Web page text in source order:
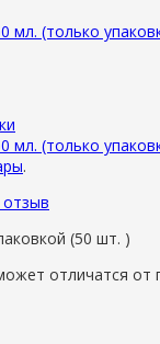
мл. (только
мл. (только
.
(50 шт. )
отличатся от